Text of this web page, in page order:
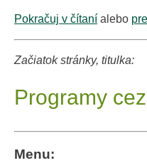
Pokračuj v čítaní alebo
Začiatok stránky, titulka:
Programy
Menu: